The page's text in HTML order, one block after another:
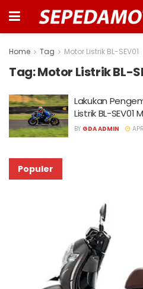
Home Tag Motor Listrik BL-SEV01
Tag:Motor Listrik BL-
Lakukan
Listrik BL-SEV01
BY GDA ADMIN
Populer